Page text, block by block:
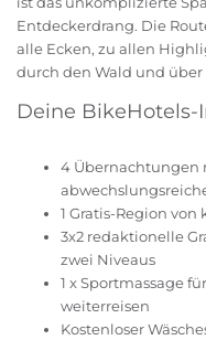
Entdeckerdrang. Die
alle Ecken, zu allen
durch den Wald und über
Deine
4
1 Gratis-Region von
3x2 redaktionelle
zwei Niveaus
1 x Sportmassage
weiterreisen
Kostenloser